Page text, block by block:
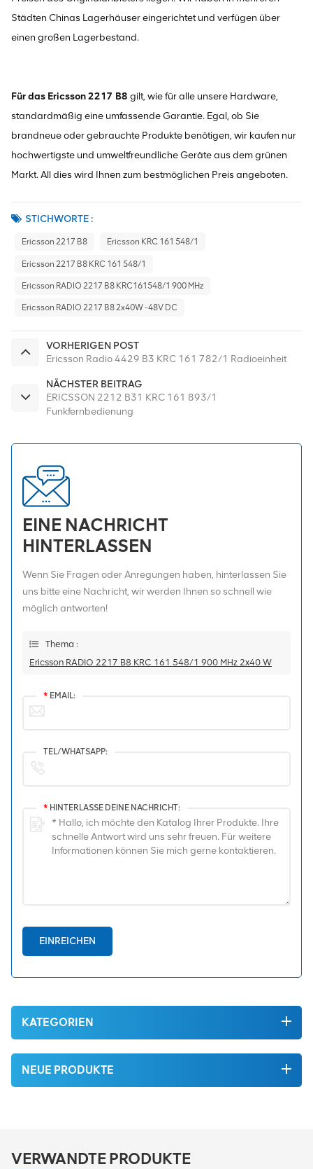
Städten Chinas Lagerhäuser eingerichtet und verfügen über
einen großen Lagerbestand.
Für das Ericsson 2217 B8 gilt, wie für alle unsere Hardware,
standardmäßig eine umfassende Garantie. Egal, ob Sie
brandneue oder gebrauchte Produkte benötigen, wir kaufen nur
hochwertigste und umweltfreundliche Geräte aus dem grünen
Markt. All dies wird Ihnen zum bestmöglichen Preis angeboten.
STICHWORTE :
Ericsson 2217 B8 Ericsson KRC 161 548/1
Ericsson 2217 B8 KRC 161 548/1
Ericsson RADIO 2217 B8 KRC161548/1 900 MHz
Ericsson RADIO 2217 B8 2x40W -48V DC
VORHERIGEN POST
Ericsson Radio 4429 B3 KRC 161 782/1 Radioeinheit
NÄCHSTER BEITRAG
ERICSSON 2212 B31 KRC 161 893/1
Funkfernbedienung
EINE NACHRICHT
HINTERLASSEN
Wenn Sie Fragen oder Anregungen haben, hinterlassen Sie
uns bitte eine Nachricht, wir werden Ihnen so schnell wie
möglich antworten!
Thema :
Ericsson RADIO 2217 B8 KRC 161 548/1 900 MHz 2x40 W
* EMAIL:
TEL/WHATSAPP:
* HINTERLASSE DEINE NACHRICHT:
EINREICHEN
KATEGORIEN
NEUE PRODUKTE
VERWANDTE PRODUKTE